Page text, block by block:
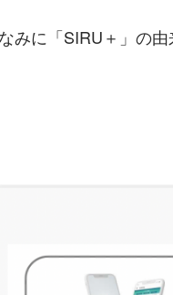
みに「SIRU＋」の由